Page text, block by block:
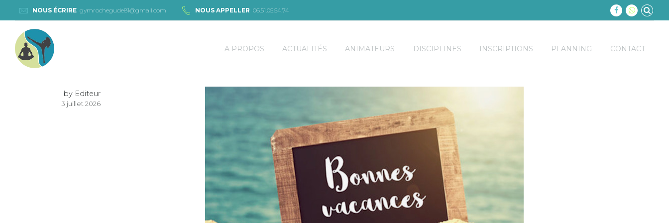
NOUS ÉCRIRE gymrochegude81@gmail.com NOUS APPELLER 06.51.05.54.74
A PROPOS ACTUALITÉS ANIMATEURS DISCIPLINES INSCRIPTIONS PLANNING CONTACT
by Editeur
3 juillet 2026